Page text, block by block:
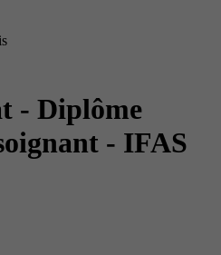
- Diplôme
- IFAS